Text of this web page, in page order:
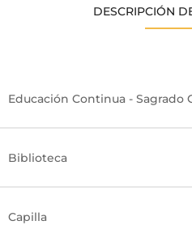
DESCRIPCIÓN
Educación Continua - Sagrado
Biblioteca
Capilla